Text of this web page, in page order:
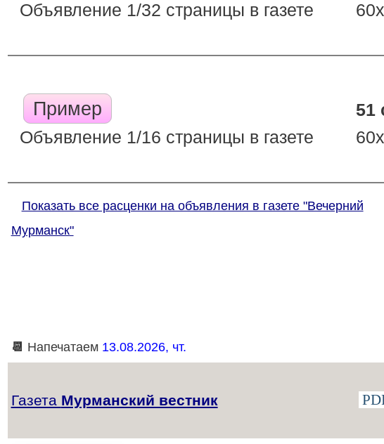
Объявление 1/32 страницы в газете
Пример
Объявление 1/16 страницы в газете
51
Показать все расценки на объявления в газете "Вечерний
Мурманск"
📆 Напечатаем 13.08.2026, чт.
Газета Мурманский вестник